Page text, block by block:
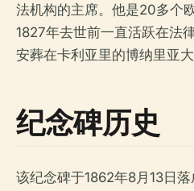
法机构的主席。他是20多个
1827年去世前一直活跃在法
安葬在卡利亚里的博纳里亚
纪念碑历史
该纪念碑于1862年8月13日